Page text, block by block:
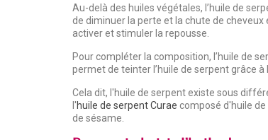
Au-delà des huiles végétales, l’huile de
de diminuer la perte et la chute de
activer et stimuler la repousse.
Pour compléter la composition, l’huile de
permet de teinter l’huile de serpent grâce à
Cela dit, l'huile de serpent existe sous
l'huile de serpent Curae composé d'huile
de sésame.